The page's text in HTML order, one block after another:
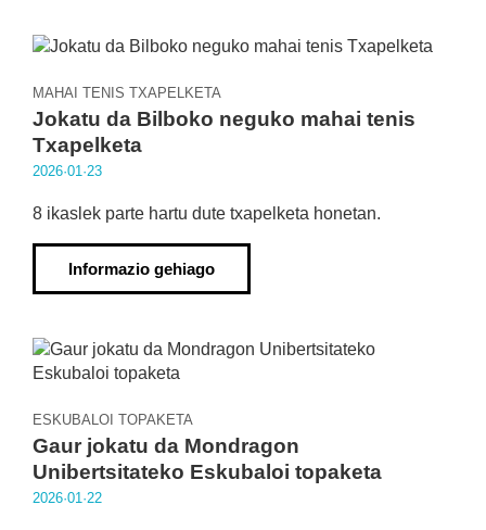
MAHAI TENIS TXAPELKETA
Jokatu da Bilboko neguko mahai tenis
Txapelketa
2026·01·23
8 ikaslek parte hartu dute txapelketa honetan.
Informazio gehiago
ESKUBALOI TOPAKETA
Gaur jokatu da Mondragon
Unibertsitateko Eskubaloi topaketa
2026·01·22